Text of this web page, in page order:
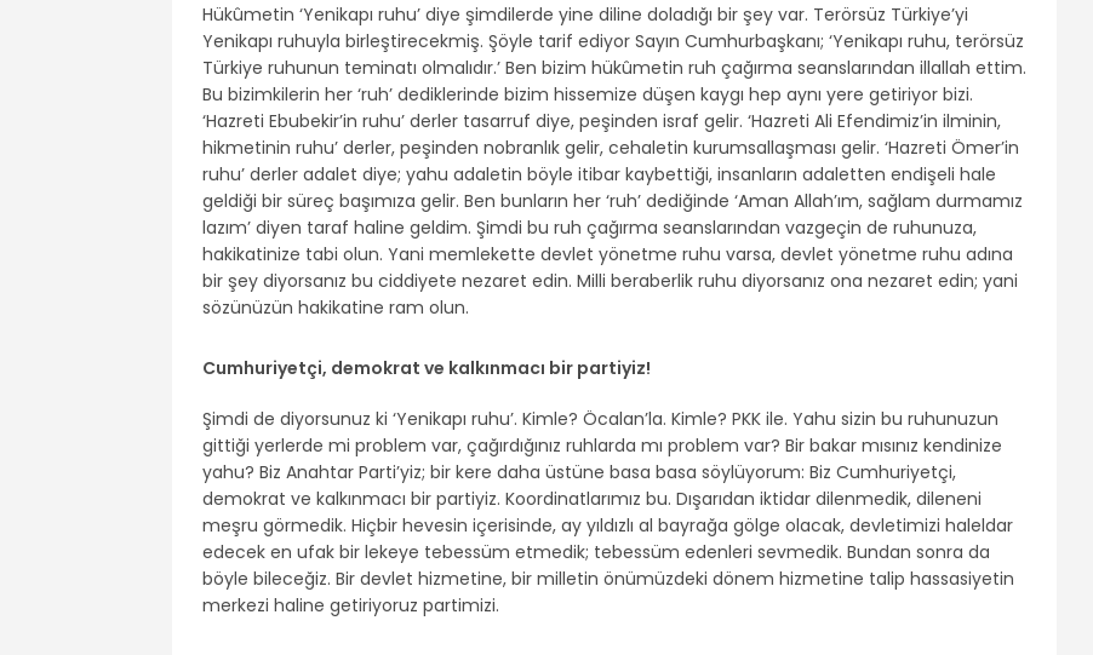
Hükûmetin ‘Yenikapı ruhu’ diye şimdilerde yine diline doladığı bir şey var. Terörsüz Türkiye’yi
Yenikapı ruhuyla birleştirecekmiş. Şöyle tarif ediyor Sayın Cumhurbaşkanı; ‘Yenikapı ruhu, terörsüz
Türkiye ruhunun teminatı olmalıdır.’ Ben bizim hükûmetin ruh çağırma seanslarından illallah ettim.
Bu bizimkilerin her ‘ruh’ dediklerinde bizim hissemize düşen kaygı hep aynı yere getiriyor bizi.
‘Hazreti Ebubekir’in ruhu’ derler tasarruf diye, peşinden israf gelir. ‘Hazreti Ali Efendimiz’in ilminin,
hikmetinin ruhu’ derler, peşinden nobranlık gelir, cehaletin kurumsallaşması gelir. ‘Hazreti Ömer’in
ruhu’ derler adalet diye; yahu adaletin böyle itibar kaybettiği, insanların adaletten endişeli hale
geldiği bir süreç başımıza gelir. Ben bunların her ‘ruh’ dediğinde ‘Aman Allah’ım, sağlam durmamız
lazım’ diyen taraf haline geldim. Şimdi bu ruh çağırma seanslarından vazgeçin de ruhunuza,
hakikatinize tabi olun. Yani memlekette devlet yönetme ruhu varsa, devlet yönetme ruhu adına
bir şey diyorsanız bu ciddiyete nezaret edin. Milli beraberlik ruhu diyorsanız ona nezaret edin; yani
sözünüzün hakikatine ram olun.
Cumhuriyetçi, demokrat ve kalkınmacı bir partiyiz!
Şimdi de diyorsunuz ki ‘Yenikapı ruhu’. Kimle? Öcalan’la. Kimle? PKK ile. Yahu sizin bu ruhunuzun
gittiği yerlerde mi problem var, çağırdığınız ruhlarda mı problem var? Bir bakar mısınız kendinize
yahu? Biz Anahtar Parti’yiz; bir kere daha üstüne basa basa söylüyorum: Biz Cumhuriyetçi,
demokrat ve kalkınmacı bir partiyiz. Koordinatlarımız bu. Dışarıdan iktidar dilenmedik, dileneni
meşru görmedik. Hiçbir hevesin içerisinde, ay yıldızlı al bayrağa gölge olacak, devletimizi haleldar
edecek en ufak bir lekeye tebessüm etmedik; tebessüm edenleri sevmedik. Bundan sonra da
böyle bileceğiz. Bir devlet hizmetine, bir milletin önümüzdeki dönem hizmetine talip hassasiyetin
merkezi haline getiriyoruz partimizi.